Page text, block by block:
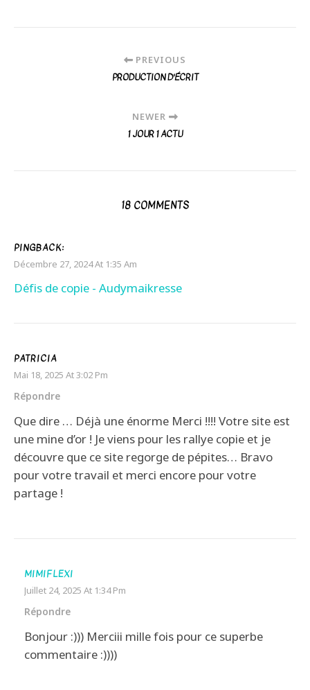
PREVIOUS
PRODUCTION D'ÉCRIT
NEWER
1 JOUR 1 ACTU
18 COMMENTS
PINGBACK:
Décembre 27, 2024 At 1:35 Am
Défis de copie - Audymaikresse
PATRICIA
Mai 18, 2025 At 3:02 Pm
Répondre
Que dire … Déjà une énorme Merci !!!! Votre site est
une mine d’or ! Je viens pour les rallye copie et je
découvre que ce site regorge de pépites… Bravo
pour votre travail et merci encore pour votre
partage !
MIMIFLEXI
Juillet 24, 2025 At 1:34 Pm
Répondre
Bonjour :))) Merciii mille fois pour ce superbe
commentaire :))))